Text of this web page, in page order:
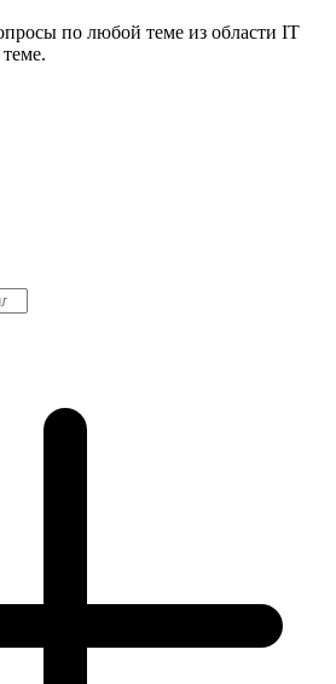
по любой теме из области IT